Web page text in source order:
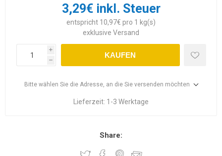
3,29€ inkl. Steuer
entspricht 10,97€ pro 1 kg(s)
exklusive Versand
i
h
KAUFEN
Bitte wählen Sie die Adresse, an die Sie versenden möchten
Lieferzeit: 1-3 Werktage
Share: